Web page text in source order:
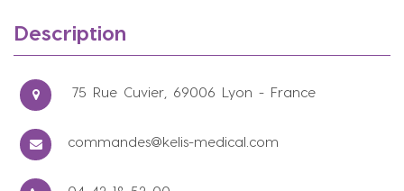
Description
75 Rue Cuvier, 69006 Lyon - France
commandes@kelis-medical.com